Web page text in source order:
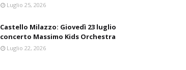
Luglio 25, 2026
Castello Milazzo: Giovedì 23 luglio
concerto Massimo Kids Orchestra
Luglio 22, 2026